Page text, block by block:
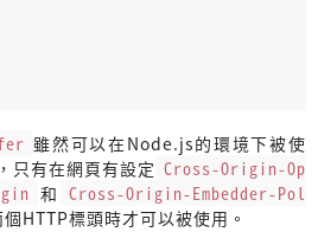
雖然可以在Node.js的環境下被使
只有在網頁有設定 Cross-Origin-Op
和 Cross-Origin-Embedder-Pol
HTTP標頭時才可以被使用。